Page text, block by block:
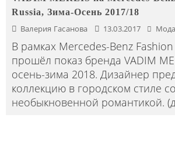
Russia, Зима-Осень 2017/18
Валерия Гасанова 13.03.2017 Мода
В рамках Mercedes-Benz Fashion
прошёл показ бренда VADIM
осень-зима 2018. Дизайнер
коллекцию в городском стиле
необыкновенной романтикой.